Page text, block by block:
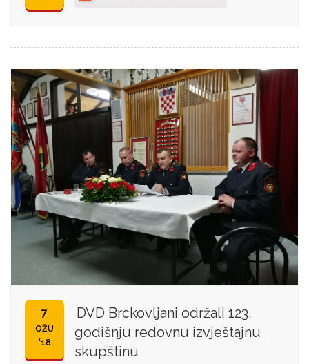
7
OŽU
'18
DVD Brckovljani održali 123.
godišnju redovnu izvještajnu
skupštinu